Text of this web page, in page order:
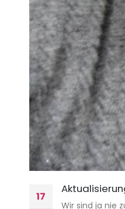
17
Wir sind ja nie